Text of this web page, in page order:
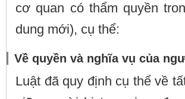
cơ quan có thẩm quyền
dung mới), cụ thể:
Về quyền và nghĩa vụ của
Luật đã quy định cụ thể về